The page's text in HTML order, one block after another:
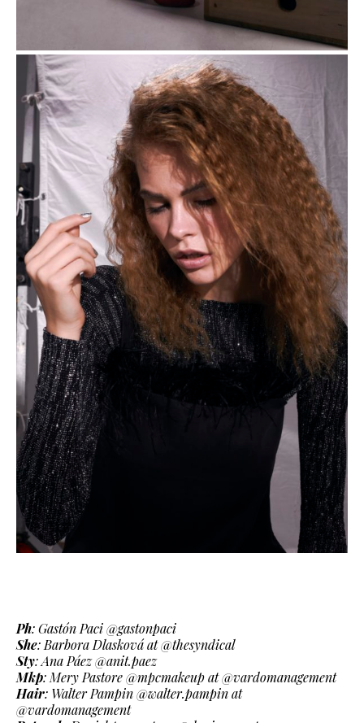
Ph: Gastón Paci @gastonpaci
She: Barbora Dlasková at @thesyndical
Sty: Ana Páez @anit.paez
Mkp: Mery Pastore @mpcmakeup at @vardomanagement
Hair: Walter Pampin @walter.pampin at
@vardomanagement